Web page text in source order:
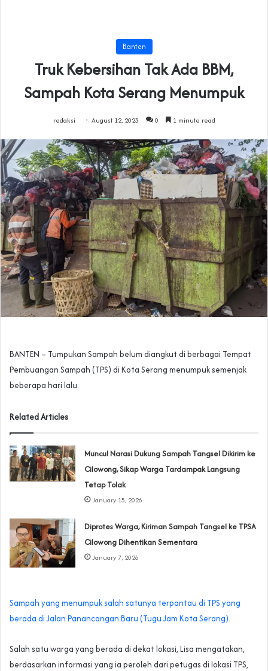
Banten
Truk Kebersihan Tak Ada BBM,
Sampah Kota Serang Menumpuk
redaksi August 12, 2023 0 1 minute read
BANTEN – Tumpukan Sampah belum diangkut di berbagai Tempat
Pembuangan Sampah (TPS) di Kota Serang menumpuk semenjak
beberapa hari lalu.
Related Articles
Muncul Narasi Dukung Sampah Tangsel Dikirim ke
Cilowong, Sikap Warga Tardampak Langsung
Tetap Tolak
January 15, 2026
Diprotes Warga, Kiriman Sampah Tangsel ke TPSA
Cilowong Dihentikan Sementara
January 7, 2026
Sampah yang menumpuk salah satunya terpantau di TPS yang
berada di Jalan Panancangan Baru (Tugu Jam Kota Serang).
Salah satu warga yang berada di dekat lokasi, Lisa mengatakan,
berdasarkan informasi yang ia peroleh dari petugas di lokasi TPS,